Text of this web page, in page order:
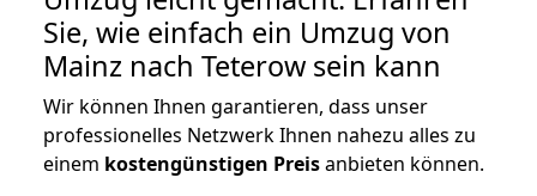
Sie, wie einfach ein Umzug von
Mainz nach Teterow sein kann
Wir können Ihnen garantieren, dass unser
professionelles Netzwerk Ihnen nahezu alles zu
einem kostengünstigen Preisanbieten können.